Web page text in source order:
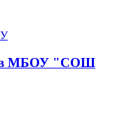
в МБОУ "СОШ